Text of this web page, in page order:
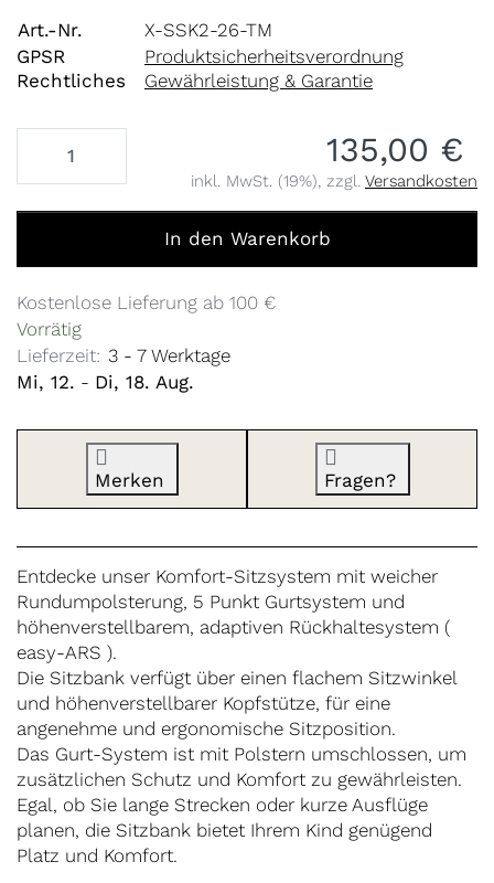
Art.-Nr.
X-SSK2-26-TM
GPSR
Produktsicherheitsverordnung
Rechtliches
Gewährleistung & Garantie
135,00 €
inkl. MwSt. (19%), zzgl. Versandkosten
In den Warenkorb
Kostenlose Lieferung ab 100 €
Vorrätig
Lieferzeit: 3 - 7 Werktage
Mi, 12. - Di, 18. Aug.
Merken Fragen?
Entdecke unser Komfort-Sitzsystem mit weicher
Rundumpolsterung, 5 Punkt Gurtsystem und
höhenverstellbarem, adaptiven Rückhaltesystem (
easy-ARS ).
Die Sitzbank verfügt über einen flachem Sitzwinkel
und höhenverstellbarer Kopfstütze, für eine
angenehme und ergonomische Sitzposition.
Das Gurt-System ist mit Polstern umschlossen, um
zusätzlichen Schutz und Komfort zu gewährleisten.
Egal, ob Sie lange Strecken oder kurze Ausflüge
planen, die Sitzbank bietet Ihrem Kind genügend
Platz und Komfort.